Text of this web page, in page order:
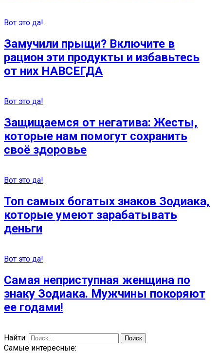
Вот это да!
Замучили прыщи? Включите в
рацион эти продукты и избавьтесь
от них НАВСЕГДА
Вот это да!
Защищаемся от негатива: Жесты,
которые нам помогут сохранить
своё здоровье
Вот это да!
Топ самых богатых знаков Зодиака,
которые умеют зарабатывать
деньги
Вот это да!
Самая неприступная женщина по
знаку Зодиака. Мужчины покоряют
ее годами!
Найти:
Самые интересные: